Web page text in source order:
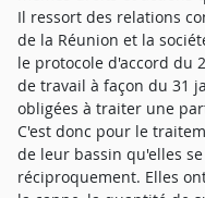
Il ressort des relations
de la Réunion et la
le protocole d'accord du
de travail à façon du 31
obligées à traiter une
C'est donc pour le
de leur bassin qu'elles
réciproquement. Elles